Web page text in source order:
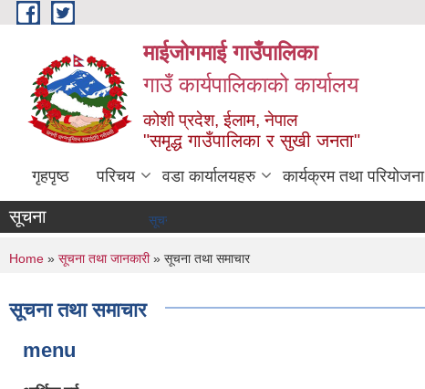
Skip to main content
माईजोगमाई गाउँपालिका
गाउँ कार्यपालिकाको कार्यालय
कोशी प्रदेश, ईलाम, नेपाल
"समृद्ध गाउँपालिका र सुखी जनता"
गृहपृष्ठ परिचय वडा कार्यालयहरु कार्यक्रम तथा परियोजना
सूचना सूचना तथा समाचार
You are here
Home » सूचना तथा जानकारी» सूचना तथा समाचार
सूचना तथा समाचार
menu